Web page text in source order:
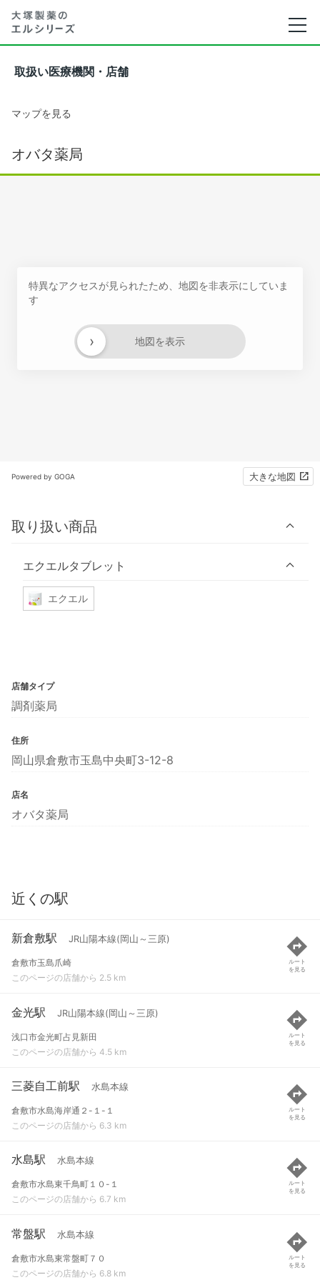
取扱い医療機関・店舗
マップを見る
オバタ薬局
特異なアクセスが見られたため、地図を非表示にしていま
す
地図を表示
›
Powered by GOGA 大きな地図
取り扱い商品
エクエルタブレット
エクエル
店舗タイプ
調剤薬局
住所
岡山県倉敷市玉島中央町3-12-8
店名
オバタ薬局
近くの駅
新倉敷駅 JR山陽本線(岡山～三原)
倉敷市玉島爪崎
このページの店舗から 2.5 km
ルート
を見る
金光駅 JR山陽本線(岡山～三原)
浅口市金光町占見新田
このページの店舗から 4.5 km
ルート
を見る
三菱自工前駅 水島本線
倉敷市水島海岸通２-１-１
このページの店舗から 6.3 km
ルート
を見る
水島駅 水島本線
倉敷市水島東千鳥町１０-１
このページの店舗から 6.7 km
ルート
を見る
常盤駅 水島本線
倉敷市水島東常盤町７０
このページの店舗から 6.8 km
ルート
を見る